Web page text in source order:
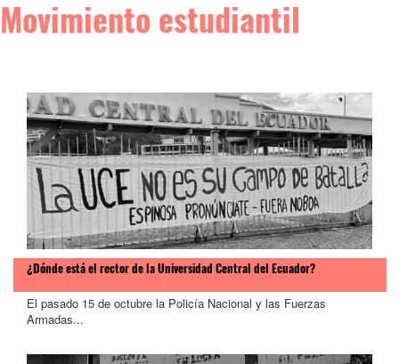
Movimiento estudiantil
¿Dónde está el rector de la Universidad Central del Ecuador?
El pasado 15 de octubre la Policía Nacional y las Fuerzas
Armadas...